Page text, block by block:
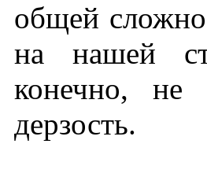
общей
на нашей
конечно,
дерзость.